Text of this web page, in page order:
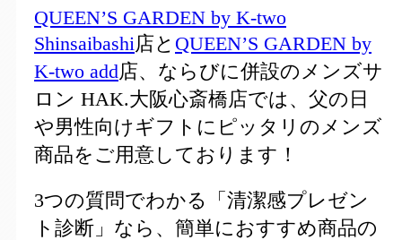
QUEEN’S GARDEN by K-two
Shinsaibashi 店と QUEEN’S GARDEN by
K-two add店、ならびに併設のメンズサ
ロン HAK.大阪心斎橋店では、父の日
や男性向けギフトにピッタリのメンズ
商品をご用意しております！
3つの質問でわかる「清潔感プレゼン
ト診断」なら、簡単におすすめ商品の